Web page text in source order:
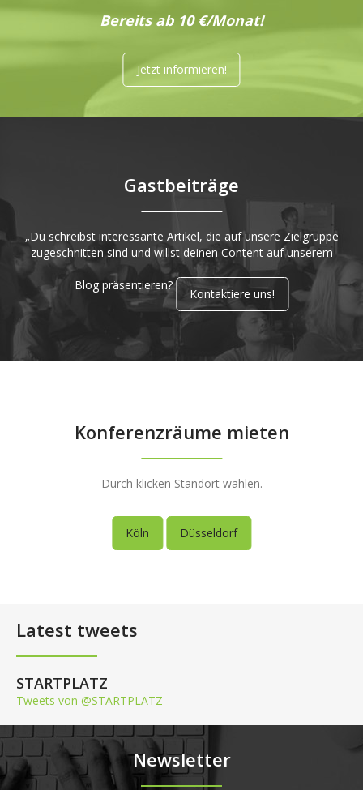
Bereits ab 10 €/Monat!
Jetzt informieren!
Gastbeiträge
„Du schreibst interessante Artikel, die auf unsere Zielgruppe
zugeschnitten sind und willst deinen Content auf unserem
Blog präsentieren?
Kontaktiere uns!
Konferenzräume mieten
Durch klicken Standort wählen.
Köln Düsseldorf
Latest tweets
STARTPLATZ
Tweets von @STARTPLATZ
Newsletter